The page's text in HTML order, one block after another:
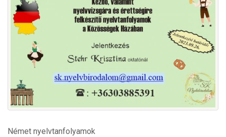
Német nyelvtanfolyamok